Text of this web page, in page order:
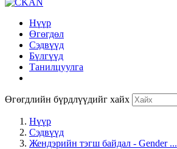
Нүүр
Өгөгдөл
Сэдвүүд
Бүлгүүд
Танилцуулга
Өгөгдлийн бүрдлүүдийг хайх
Нүүр
Сэдвүүд
Жендэрийн тэгш байдал - Gender ...